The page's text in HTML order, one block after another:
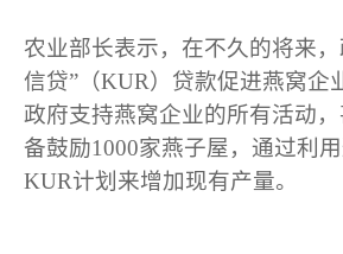
农业部长表示，在不久的将来
信贷”（KUR）贷款促进燕窝企
政府支持燕窝企业的所有活动
备鼓励1000家燕子屋，通过利
KUR计划来增加现有产量。